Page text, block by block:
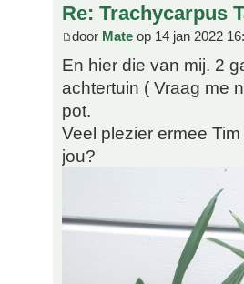
Re: Trachycarpus
door Mate op 14 jan 2022
En hier die van mij. 2
achtertuin ( Vraag me
pot.
Veel plezier ermee
jou?